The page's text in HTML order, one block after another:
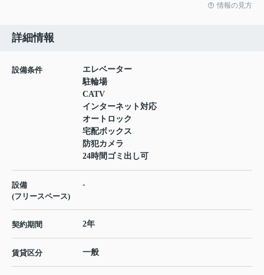
情報の見方
詳細情報
設備条件
エレベーター
駐輪場
CATV
インターネット対応
オートロック
宅配ボックス
防犯カメラ
24時間ゴミ出し可
設備
(フリースペース)
-
契約期間 2年
賃貸区分 一般